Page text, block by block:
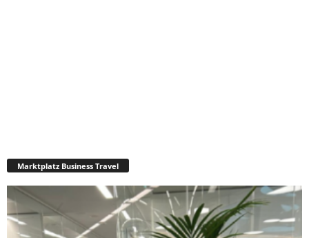
Marktplatz Business Travel